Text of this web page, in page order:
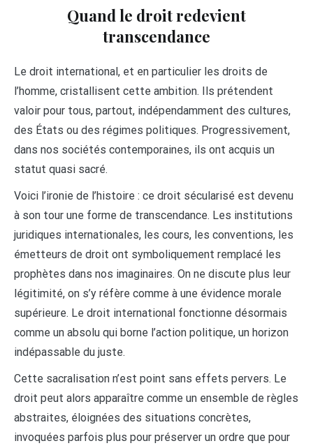
Quand le droit redevient
transcendance
Le droit international, et en particulier les droits de
l’homme, cristallisent cette ambition. Ils prétendent
valoir pour tous, partout, indépendamment des cultures,
des États ou des régimes politiques. Progressivement,
dans nos sociétés contemporaines, ils ont acquis un
statut quasi sacré.
Voici l’ironie de l’histoire : ce droit sécularisé est devenu
à son tour une forme de transcendance. Les institutions
juridiques internationales, les cours, les conventions, les
émetteurs de droit ont symboliquement remplacé les
prophètes dans nos imaginaires. On ne discute plus leur
légitimité, on s’y réfère comme à une évidence morale
supérieure. Le droit international fonctionne désormais
comme un absolu qui borne l’action politique, un horizon
indépassable du juste.
Cette sacralisation n’est point sans effets pervers. Le
droit peut alors apparaître comme un ensemble de règles
abstraites, éloignées des situations concrètes,
invoquées parfois plus pour préserver un ordre que pour